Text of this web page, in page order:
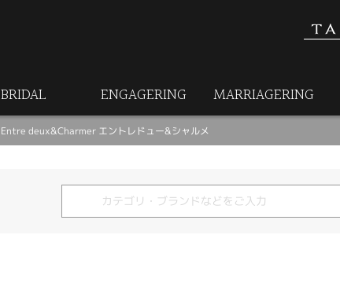
BRIDAL ENGAGERING MARRIAGERING
Entre deux&Charmer エントレドュー&シャルメ